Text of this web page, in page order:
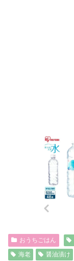
おうちごはん
海老
醤油漬け